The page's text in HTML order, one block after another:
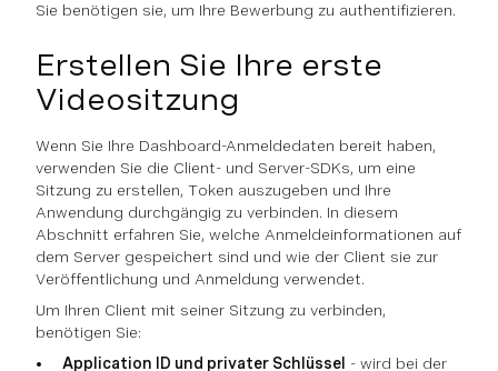
Sie benötigen sie, um Ihre Bewerbung zu authentifizieren.
Erstellen Sie Ihre erste
Videositzung
Wenn Sie Ihre Dashboard-Anmeldedaten bereit haben,
verwenden Sie die Client- und Server-SDKs, um eine
Sitzung zu erstellen, Token auszugeben und Ihre
Anwendung durchgängig zu verbinden. In diesem
Abschnitt erfahren Sie, welche Anmeldeinformationen auf
dem Server gespeichert sind und wie der Client sie zur
Veröffentlichung und Anmeldung verwendet.
Um Ihren Client mit seiner Sitzung zu verbinden,
benötigen Sie:
Application ID und privater Schlüssel - wird bei der